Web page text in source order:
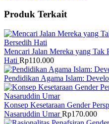
Produk Terkait
Mencari Jalan Mereka yang Tak
Hati Rp110.000
Pendidikan Agama Islam:
Konsep Kesetaraan Gender
Nasaruddin UmarRp170.000